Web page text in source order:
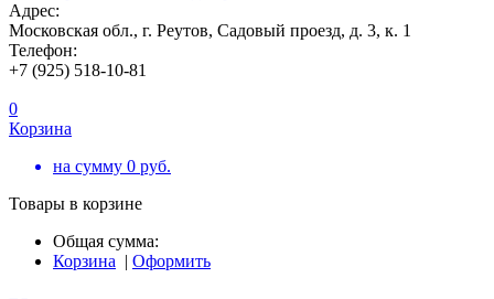
Адрес:
Московская обл., г. Реутов, Садовый проезд, д. 3, к. 1
Телефон:
+7 (925) 518-10-81
0
Корзина
на сумму 0 руб.
Товары в корзине
Общая сумма:
Корзина | Оформить